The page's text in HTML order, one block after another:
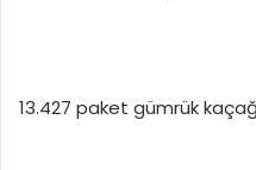
13.427 paket gümrük